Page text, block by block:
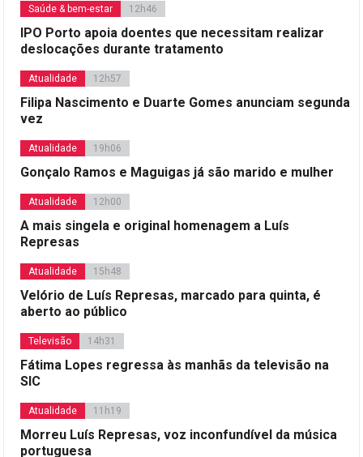
Saúde & bem-estar 12h46
IPO Porto apoia doentes que necessitam realizar
deslocações durante tratamento
Atualidade 12h57
Filipa Nascimento e Duarte Gomes anunciam segunda
vez
Atualidade 19h06
Gonçalo Ramos e Maguigas já são marido e mulher
Atualidade 12h00
A mais singela e original homenagem a Luís
Represas
Atualidade 15h48
Velório de Luís Represas, marcado para quinta, é
aberto ao público
Televisão 14h31
Fátima Lopes regressa às manhãs da televisão na
SIC
Atualidade 11h19
Morreu Luís Represas, voz inconfundível da música
portuguesa